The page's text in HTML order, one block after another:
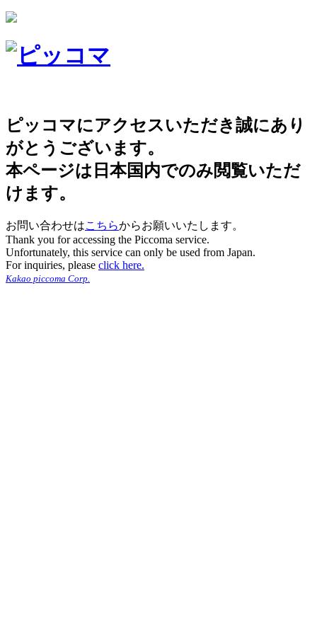
ピッコマにアクセスいただき誠にあり
がとうございます。
本ページは日本国内でのみ閲覧いただ
けます。
お問い合わせはこちらからお願いいたします。
Thank you for accessing the Piccoma service.
Unfortunately, this service can only be used from Japan.
For inquiries, please click here.
Kakao piccoma Corp.